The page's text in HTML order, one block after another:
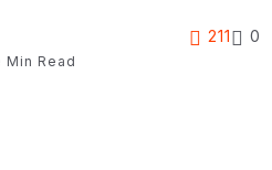
Min Read
211 0